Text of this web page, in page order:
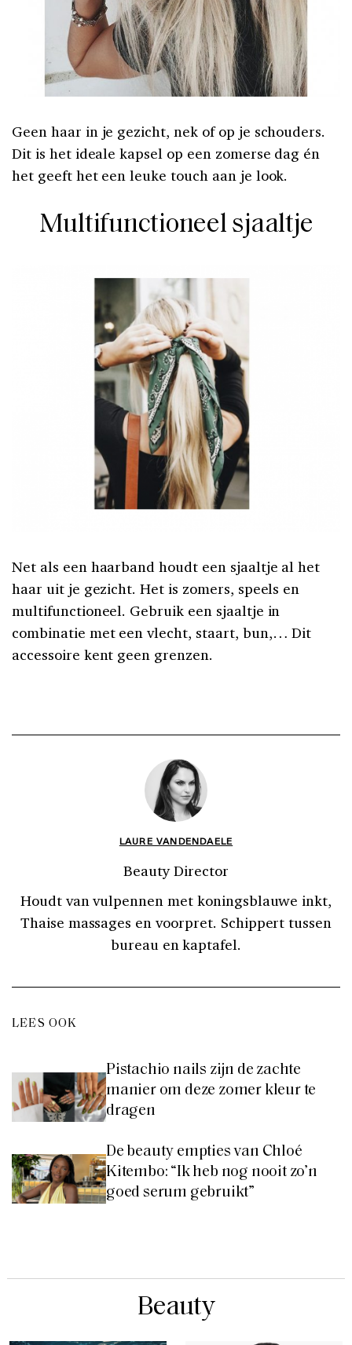
Geen haar in je gezicht, nek of op je schouders.
Dit is het ideale kapsel op een zomerse dag én
het geeft het een leuke touch aan je look.
Multifunctioneel sjaaltje
Net als een haarband houdt een sjaaltje al het
haar uit je gezicht. Het is zomers, speels en
multifunctioneel. Gebruik een sjaaltje in
combinatie met een vlecht, staart, bun,… Dit
accessoire kent geen grenzen.
LAURE VANDENDAELE
Beauty Director
Houdt van vulpennen met koningsblauwe inkt,
Thaise massages en voorpret. Schippert tussen
bureau en kaptafel.
LEES OOK
Pistachio nails zijn de zachte
manier om deze zomer kleur te
dragen
De beauty empties van Chloé
Kitembo: “Ik heb nog nooit zo’n
goed serum gebruikt”
Beauty